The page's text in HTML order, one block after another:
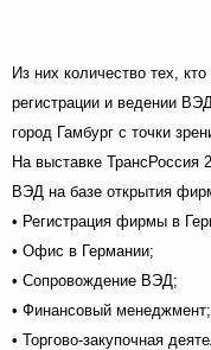
Из них количество тех,
регистрации и ведении
город Гамбург с точки
На выставке ТрансРоссия
ВЭД на базе открытия
• Регистрация фирмы в
• Офис в Германии;
• Сопровождение ВЭД;
• Финансовый менеджмент;
• Торгово-закупочная